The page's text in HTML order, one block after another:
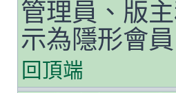
管理員、版
示為隱形會員
回頂端